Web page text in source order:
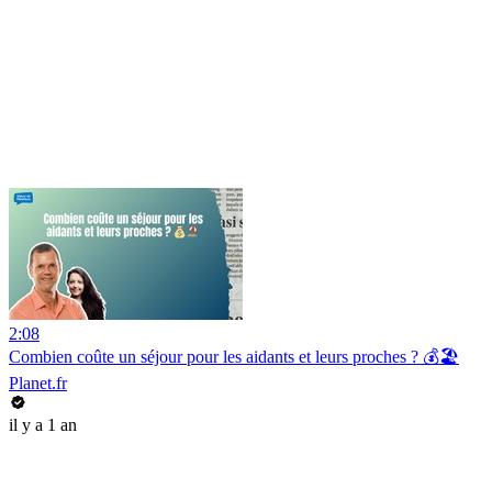
2:08
Combien coûte un séjour pour les aidants et leurs proches ? 💰🏖️
Planet.fr
il y a 1 an